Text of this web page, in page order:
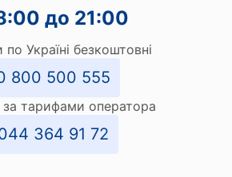
до 21:00
по Україні безкоштовні
800 500 555
за тарифами оператора
364 91 72